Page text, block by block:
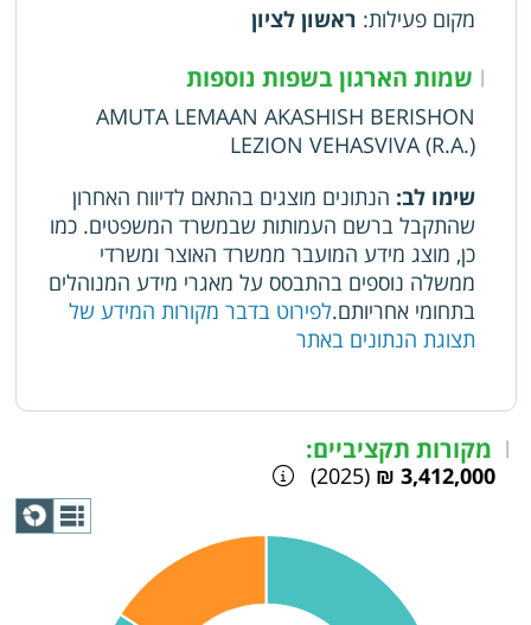
מקום פעילות: ראשון לציון
| שמות הארגון בשפות נוספות
AMUTA LEMAAN AKASHISH BERISHON
LEZION VEHASVIVA (R.A.)
שימו לב: הנתונים מוצגים בהתאם לדיווח האחרון
שהתקבל ברשם העמותות שבמשרד המשפטים. כמו
כן, מוצג מידע המועבר ממשרד האוצר ומשרדי
ממשלה נוספים בהתבסס על מאגרי מידע המנוהלים
בתחומי אחריותם.לפירוט בדבר מקורות המידע של
תצוגת הנתונים באתר
| מקורות תקציביים:
3,412,000 ₪
(2025)